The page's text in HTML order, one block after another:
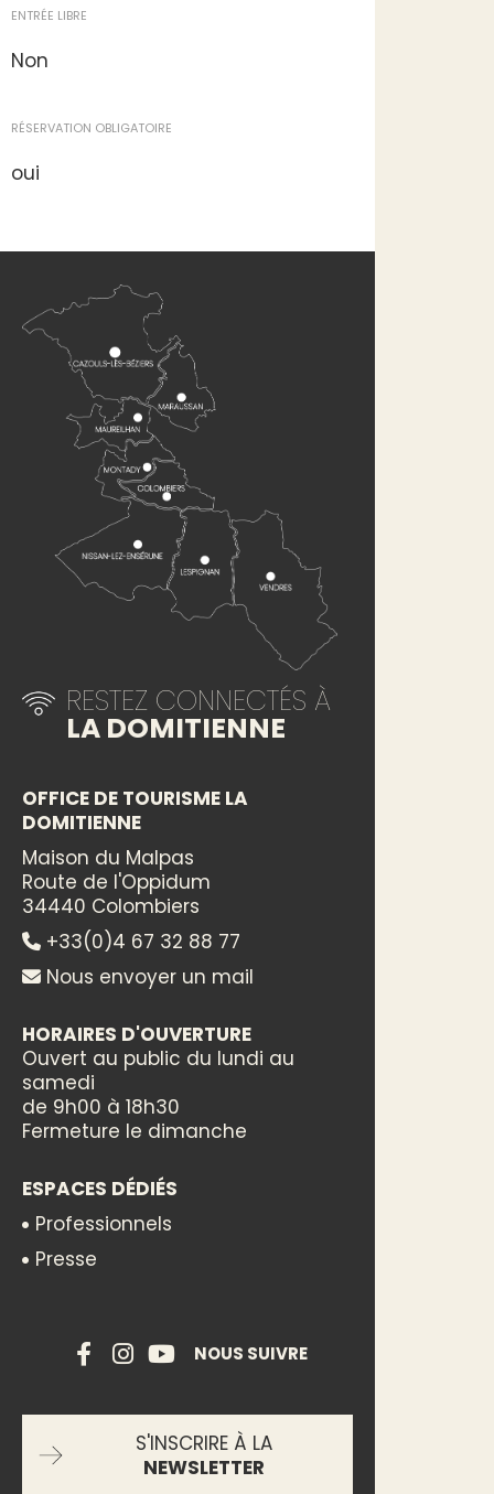
ENTRÉE LIBRE
Non
RÉSERVATION OBLIGATOIRE
oui
RESTEZ CONNECTÉS À
LA DOMITIENNE
OFFICE DE TOURISME LA
DOMITIENNE
Maison du Malpas
Route de l'Oppidum
34440 Colombiers
+33(0)4 67 32 88 77
Nous envoyer un mail
HORAIRES D'OUVERTURE
Ouvert au public du lundi au
samedi
de 9h00 à 18h30
Fermeture le dimanche
ESPACES DÉDIÉS
Professionnels
Presse
NOUS SUIVRE
S'INSCRIRE À LA
NEWSLETTER